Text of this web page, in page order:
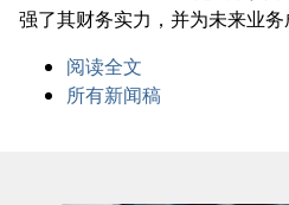
强了其财务实力，并为未来业务
阅读全文
所有新闻稿